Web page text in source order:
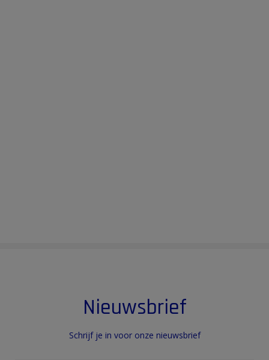
Nieuwsbrief
Schrijf je in voor onze nieuwsbrief